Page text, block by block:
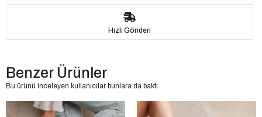
Hızlı Gönderi
Benzer Ürünler
Bu ürünü inceleyen kullanıcılar bunlara da baktı